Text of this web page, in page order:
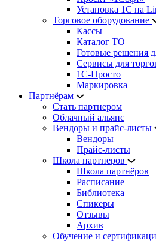
Установка 1С на
Торговое оборудование
Кассы
Каталог ТО
Готовые решения
Сервисы для
1С-Просто
Маркировка
Партнёрам
Стать партнером
Облачный альянс
Вендоры и прайс-листы
Вендоры
Прайс-листы
Школа партнеров
Школа партнёров
Расписание
Библиотека
Спикеры
Отзывы
Архив
Обучение и